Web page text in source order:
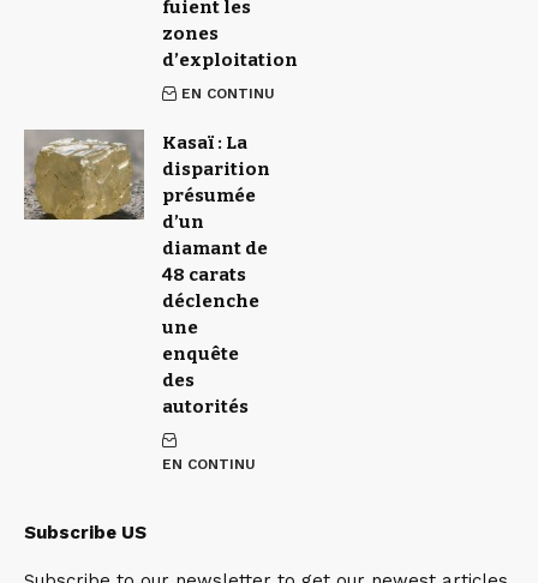
fuient les
zones
d’exploitation
EN CONTINU
Kasaï : La
disparition
présumée
d’un
diamant de
48 carats
déclenche
une
enquête
des
autorités
EN CONTINU
Subscribe US